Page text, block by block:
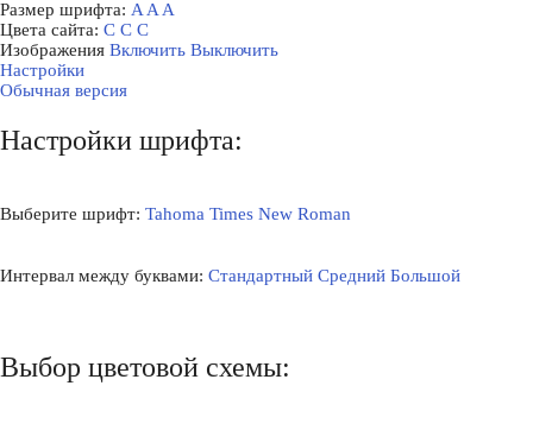
Размер шрифта: A A A
Цвета сайта: С С С
Изображения Включить Выключить
Настройки
Обычная версия
Настройки шрифта:
Выберите шрифт: Tahoma Times New Roman
Интервал между буквами: Стандартный Средний Большой
Выбор цветовой схемы: